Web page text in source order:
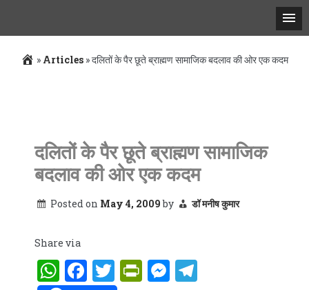
» Articles »दलितों के पैर छूते ब्राह्मण सामाजिक बदलाव की ओर एक कदम
दलितों के पैर छूते ब्राह्मण सामाजिक
बदलाव की ओर एक कदम
Posted on May 4, 2009by डॉ मनीष कुमार
Share via
WhatsApp
Facebook
Twitter
PrintFriendly
Messenger